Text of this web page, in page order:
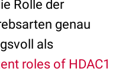
Rolle der
genau
als
roles of HDAC1